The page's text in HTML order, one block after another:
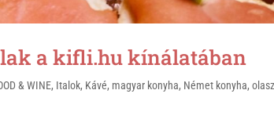
a kifli.hu kínálatában
& WINE, Italok, Kávé, magyar konyha, Német konyha,olasz